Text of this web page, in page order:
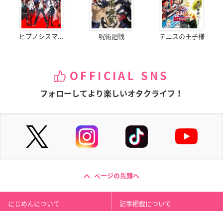
ヒプノシスマ... 呪術廻戦 テニスの王子様
OFFICIAL SNS
フォローしてより楽しいオタクライフ！
ページの先頭へ
にじめんについて 記事掲載について